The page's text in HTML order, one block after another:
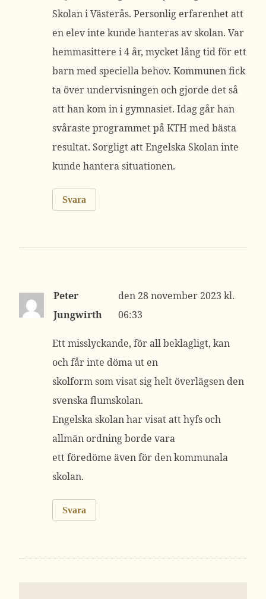
Skolan i Västerås. Personlig erfarenhet att
en elev inte kunde hanteras av skolan. Var
hemmasittere i 4 år, mycket lång tid för ett
barn med speciella behov. Kommunen fick
ta över undervisningen och gjorde det så
att han kom in i gymnasiet. Idag går han
svåraste programmet på KTH med bästa
resultat. Sorgligt att Engelska Skolan inte
kunde hantera situationen.
Svara
Peter
Jungwirth
28 november 2023 kl.
06:33
Ett misslyckande, för all beklagligt, kan
och får inte döma ut en
skolform som visat sig helt överlägsen den
svenska flumskolan.
Engelska skolan har visat att hyfs och
allmän ordning borde vara
ett föredöme även för den kommunala
skolan.
Svara